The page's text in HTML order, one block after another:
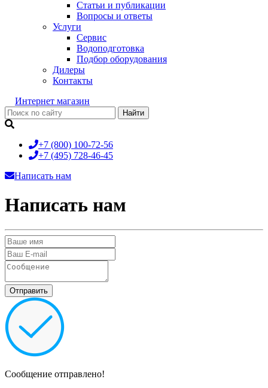
Статьи и публикации
Вопросы и ответы
Услуги
Сервис
Водоподготовка
Подбор оборудования
Дилеры
Контакты
Интернет магазин
+7 (800) 100-72-56
+7 (495) 728-46-45
Написать нам
Написать нам
Сообщение отправлено!